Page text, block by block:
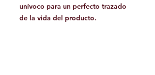
unívoco para un perfecto trazado
de la vida del producto.